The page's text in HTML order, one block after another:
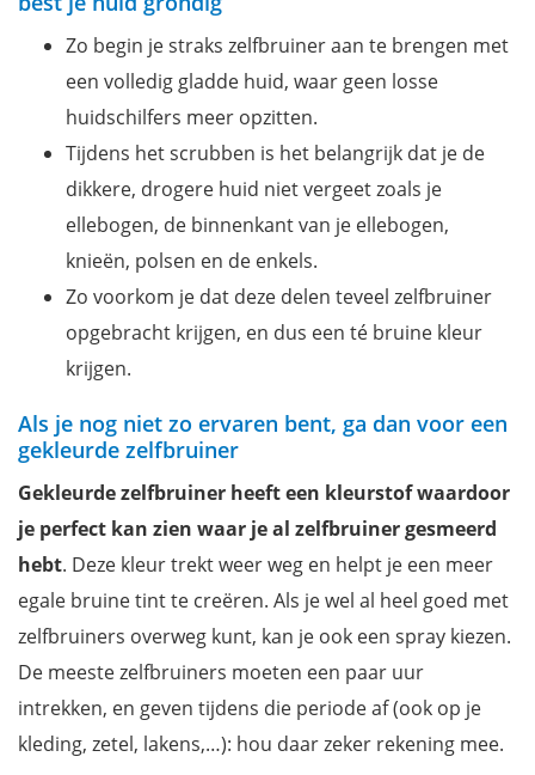
Zo begin je straks zelfbruiner aan te brengen met
een volledig gladde huid, waar geen losse
huidschilfers meer opzitten.
Tijdens het scrubben is het belangrijk dat je de
dikkere, drogere huid niet vergeet zoals je
ellebogen, de binnenkant van je ellebogen,
knieën, polsen en de enkels.
Zo voorkom je dat deze delen teveel zelfbruiner
opgebracht krijgen, en dus een té bruine kleur
krijgen.
Als je nog niet zo ervaren bent, ga dan voor een
gekleurde zelfbruiner
Gekleurde zelfbruiner heeft een kleurstof waardoor
je perfect kan zien waar je al zelfbruiner gesmeerd
hebt. Deze kleur trekt weer weg en helpt je een meer
egale bruine tint te creëren. Als je wel al heel goed met
zelfbruiners overweg kunt, kan je ook een spray kiezen.
De meeste zelfbruiners moeten een paar uur
intrekken, en geven tijdens die periode af (ook op je
kleding, zetel, lakens,…): hou daar zeker rekening mee.